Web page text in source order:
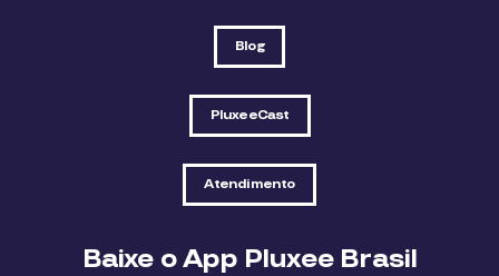
Blog
PluxeeCast
Atendimento
Baixe o App Pluxee Brasil